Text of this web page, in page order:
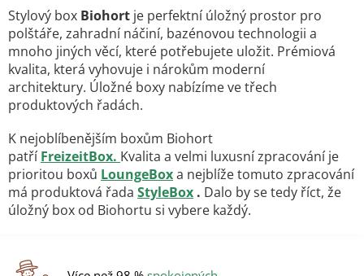
l
á
d
a
c
í
v
k
y
v
ý
p
Stylový box Biohort je perfektní úložný prostor pro
polštáře, zahradní náčiní, bazénovou technologii a
mnoho jiných věcí, které potřebujete uložit. Prémiová
kvalita, která vyhovuje i nárokům moderní
architektury. Úložné boxy nabízíme ve třech
produktových řadách.
K nejoblíbenějším boxům Biohort
patříFreizeitBox. Kvalita a velmi luxusní zpracování je
prioritou boxů LoungeBoxa nejblíže tomuto zpracování
má produktová řada StyleBox . Dalo by se tedy říct, že
úložný box od Biohortu si vybere každý.